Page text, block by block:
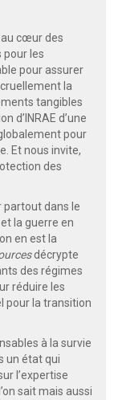
au cœur des
pour les
pour assurer
la
tangibles
d’INRAE d’une
pour
Et nous invite,
des
partout dans le
la guerre en
en est la
décrypte
des régimes
réduire les
pour la transition
à la survie
un état qui
l’expertise
sait mais aussi